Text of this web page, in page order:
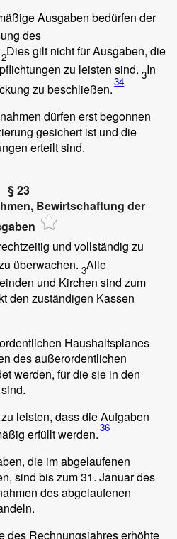
Ausgaben bedürfen der
des
2Dies gilt nicht für Ausgaben, die
zu leisten sind. 3In
zu beschließen.34
dürfen erst begonnen
gesichert ist und die
erteilt sind.
§ 23
Bewirtschaftung der
und vollständig zu
überwachen. 3Alle
und Kirchen sind zum
den zuständigen Kassen
Haushaltsplanes
des außerordentlichen
werden, für die sie in den
leisten, dass die Aufgaben
erfüllt werden.36
die im abgelaufenen
sind bis zum 31. Januar des
des abgelaufenen
des Rechnungsjahres erhöhte